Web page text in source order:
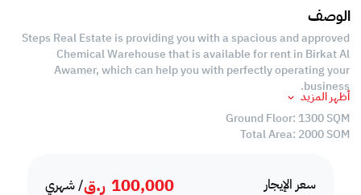
سعر الإيجار 100,000 ر.ق/ شهري
الوصف
Steps Real Estate is providing you with a spacious and approved
Chemical Warehouse that is available for rent in Birkat Al
Awamer, which can help you with perfectly operating your
business.
Ground Floor: 1300 SQM
Total Area: 2000 SQM
أظهر المزيد